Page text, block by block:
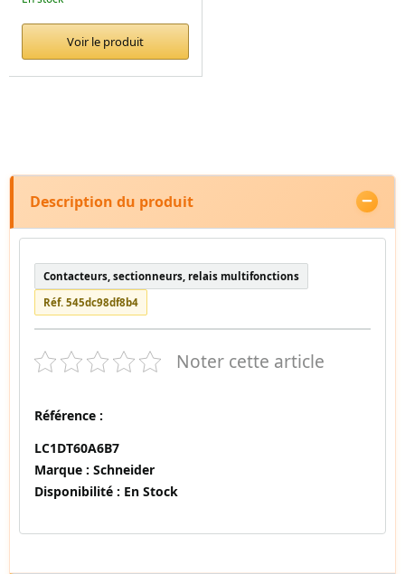
Voir le produit
Description du produit
Contacteurs, sectionneurs, relais multifonctions
Réf. 545dc98df8b4
Noter cette article
Référence :
LC1DT60A6B7
Marque : Schneider
Disponibilité : En Stock